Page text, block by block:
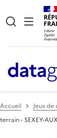
Accueil Jeux de
terrain - SEXEY-